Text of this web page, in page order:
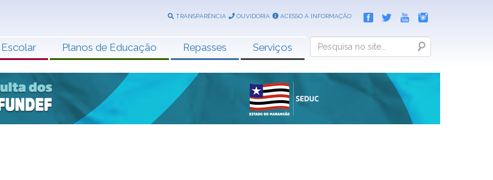
TRANSPARÊNCIA OUVIDORIA ACESSO A INFORMAÇÃO
Planos de Educação Repasses Serviços Search